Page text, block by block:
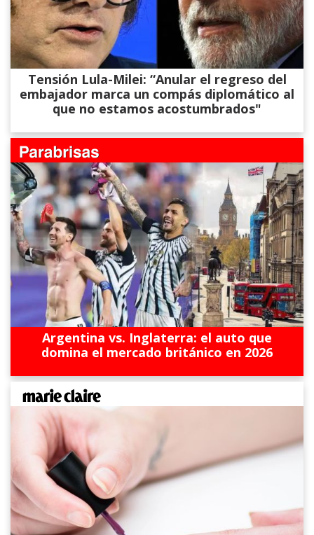
Tensión Lula-Milei: “Anular el regreso del
embajador marca un compás diplomático al
que no estamos acostumbrados"
Argentina vs. Inglaterra: el auto que
domina el mercado británico en 2026